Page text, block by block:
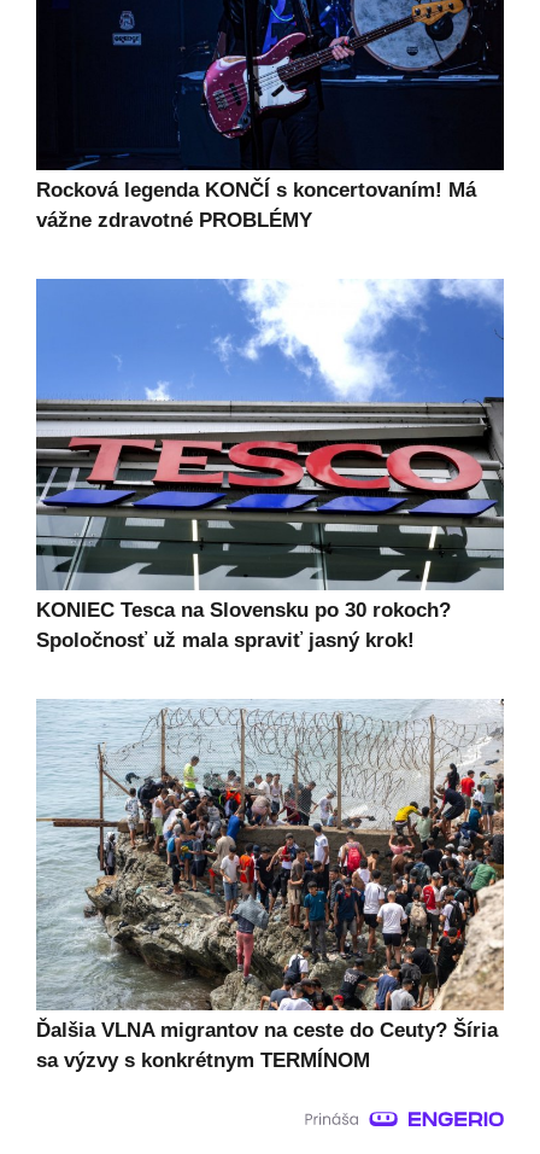
Rocková legenda KONČÍ s koncertovaním! Má
vážne zdravotné PROBLÉMY
KONIEC Tesca na Slovensku po 30 rokoch?
Spoločnosť už mala spraviť jasný krok!
Ďalšia VLNA migrantov na ceste do Ceuty? Šíria
sa výzvy s konkrétnym TERMÍNOM